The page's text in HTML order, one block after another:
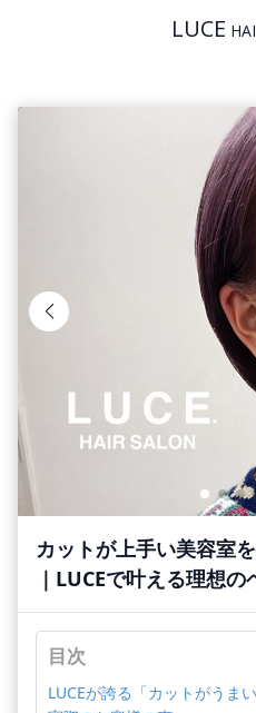
LUCE
カットが上手い美容室
｜LUCEで叶える理想
目次
LUCEが誇る「カットがうま